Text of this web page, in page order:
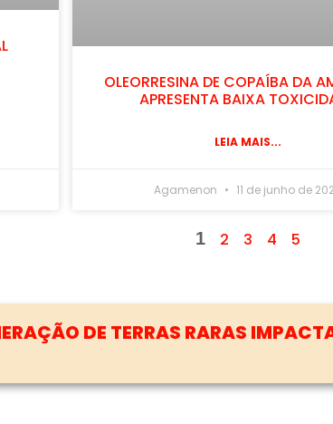
OLEORRESINA DE COPAÍBA DA
APRESENTA BAIXA
LEIA MAIS...
Agamenon 11 de junho de
1 2 3 4 5
RECLAMAM DE DIFICULDADE